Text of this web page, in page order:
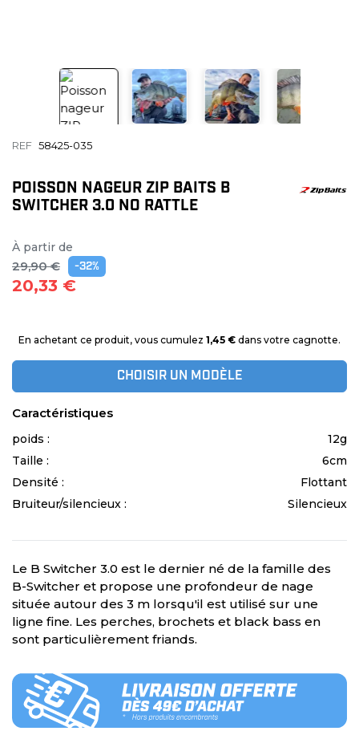
REF 58425-035
POISSON NAGEUR ZIP BAITS B
SWITCHER 3.0 NO RATTLE
À partir de
29,90 € -32%
20,33 €
En achetant ce produit, vous cumulez 1,45 € dans votre cagnotte.
CHOISIR UN MODÈLE
Caractéristiques
poids :
12g
Taille :
6cm
Densité :
Flottant
Bruiteur/silencieux :
Silencieux
Le B Switcher 3.0 est le dernier né de la famille des
B-Switcher et propose une profondeur de nage
située autour des 3 m lorsqu'il est utilisé sur une
ligne fine. Les perches, brochets et black bass en
sont particulièrement friands.